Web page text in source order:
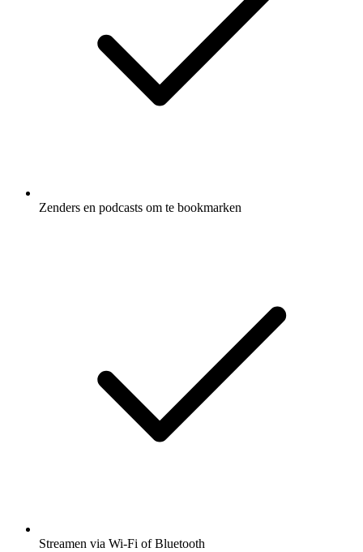
Zenders en podcasts om te bookmarken
Streamen via Wi-Fi of Bluetooth